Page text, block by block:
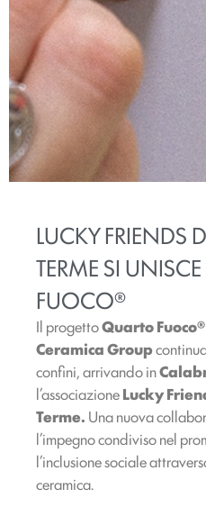
LUCKY FRIENDS
TERME SI
FUOCO®
Il progettoQuarto Fuoco®
Ceramica Group
confini, arrivando in
l’associazioneLucky
Terme. Una nuova
l’impegno condiviso nel
l’inclusione sociale
ceramica.